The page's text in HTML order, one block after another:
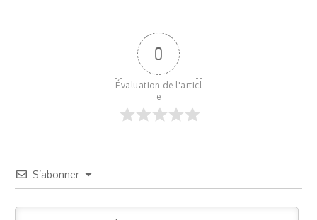
0
Évaluation de l'articl
e
S’abonner